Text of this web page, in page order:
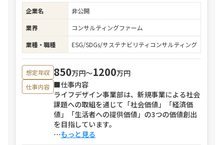
企業名
非公開
業界
コンサルティングファーム
業種・職種
ESG/SDGs/サステナビリティコンサルティング
想定年収 850万円〜1200万円
仕事内容 ■仕事内容
ライフデザイン事業部は、新規事業による社会
課題への取組を通じて「社会価値」「経済価
値」「生活者への提供価値」の3つの価値創出
を目指しています。
⋯もっと見る